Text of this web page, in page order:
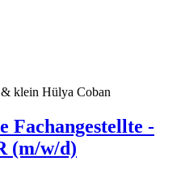
klein Hülya Coban
Fachangestellte -
(m/w/d)